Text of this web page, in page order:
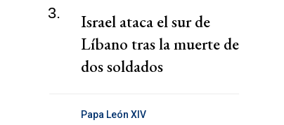
3.
Israel ataca el sur de
Líbano tras la muerte de
dos soldados
Papa León XIV